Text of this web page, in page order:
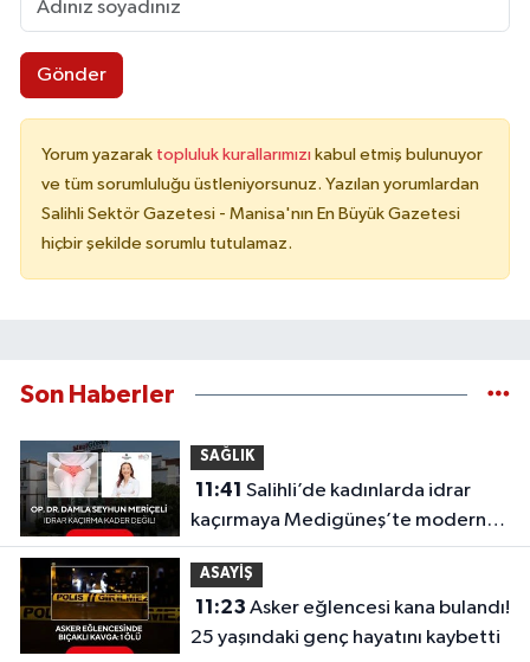
Gönder
Yorum yazarak topluluk kurallarımızı kabul etmiş bulunuyor
ve tüm sorumluluğu üstleniyorsunuz. Yazılan yorumlardan
Salihli Sektör Gazetesi - Manisa'nın En Büyük Gazetesi
hiçbir şekilde sorumlu tutulamaz.
Son Haberler
SAĞLIK
11:41
kaçırmaya Medigüneş’te modern
çözüm
ASAYİŞ
11:23
25 yaşındaki genç hayatını kaybetti